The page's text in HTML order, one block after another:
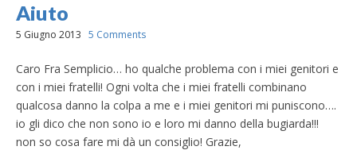
Aiuto
5 Giugno 2013 5 Comments
Caro Fra Semplicio… ho qualche problema con i miei genitori e
con i miei fratelli! Ogni volta che i miei fratelli combinano
qualcosa danno la colpa a me e i miei genitori mi puniscono….
io gli dico che non sono io e loro mi danno della bugiarda!!!
non so cosa fare mi dà un consiglio! Grazie,